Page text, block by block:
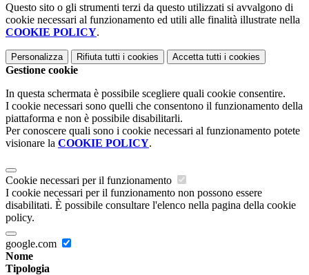
Questo sito o gli strumenti terzi da questo utilizzati si avvalgono di
cookie necessari al funzionamento ed utili alle finalità illustrate nella
COOKIE POLICY.
Personalizza Rifiuta tutti i cookies Accetta tutti i cookies
Gestione cookie
In questa schermata è possibile scegliere quali cookie consentire.
I cookie necessari sono quelli che consentono il funzionamento della
piattaforma e non è possibile disabilitarli.
Per conoscere quali sono i cookie necessari al funzionamento potete
visionare la COOKIE POLICY.
Cookie necessari per il funzionamento
I cookie necessari per il funzionamento non possono essere
disabilitati. È possibile consultare l'elenco nella pagina della cookie
policy.
google.com
Nome
Tipologia